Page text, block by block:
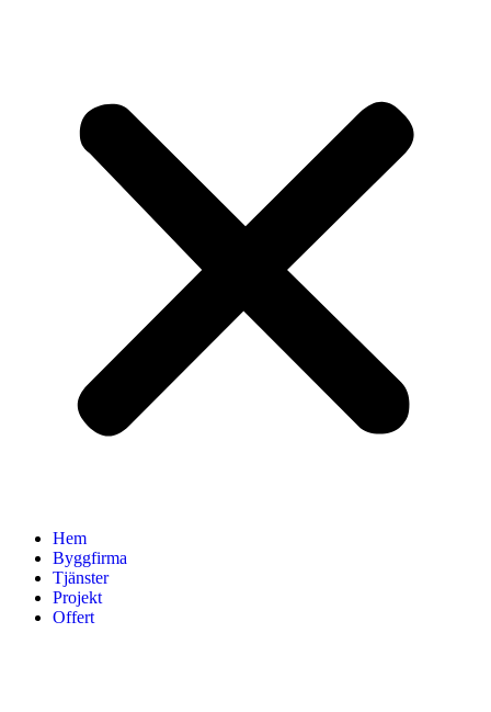
Hem
Byggfirma
Tjänster
Projekt
Offert